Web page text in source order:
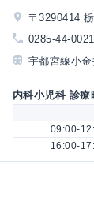
〒3290414
0285-44-0021
宇都宮線小
内科小児科 診療
09:00-
16:00-